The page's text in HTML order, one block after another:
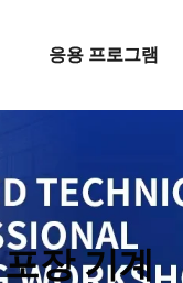
응용 프로그램
장 기계